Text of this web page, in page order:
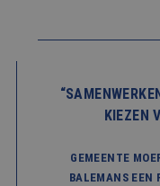
KIEZEN
GEMEENTE
BALEMANS EEN